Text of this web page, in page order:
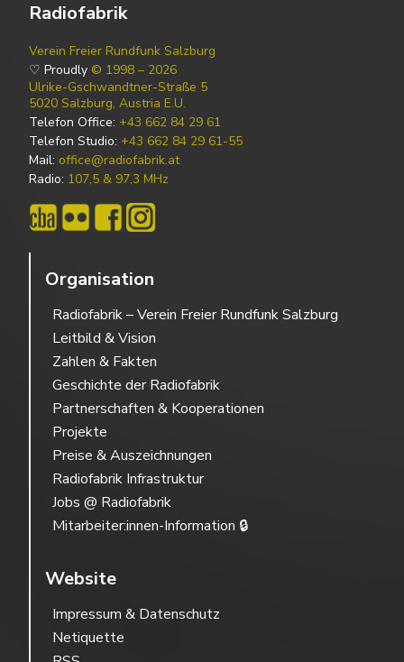
Radiofabrik
Verein Freier Rundfunk Salzburg
♡ Proudly © 1998 – 2026
Ulrike-Gschwandtner-Straße 5
5020 Salzburg, Austria E.U.
Telefon Office: +43 662 84 29 61
Telefon Studio: +43 662 84 29 61-55
Mail: office@radiofabrik.at
Radio: 107,5 & 97,3 MHz
Organisation
Radiofabrik – Verein Freier Rundfunk Salzburg
Leitbild & Vision
Zahlen & Fakten
Geschichte der Radiofabrik
Partnerschaften & Kooperationen
Projekte
Preise & Auszeichnungen
Radiofabrik Infrastruktur
Jobs @ Radiofabrik
Mitarbeiter:innen-Information 🔒
Website
Impressum & Datenschutz
Netiquette